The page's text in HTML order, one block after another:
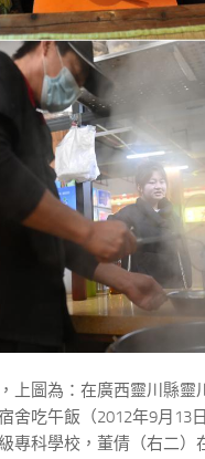
上圖為：在廣西靈川縣靈
舍吃午飯（2012年9月13
專科學校，董倩（右二）